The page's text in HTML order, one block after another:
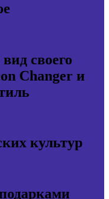
своего
Changer и
культур